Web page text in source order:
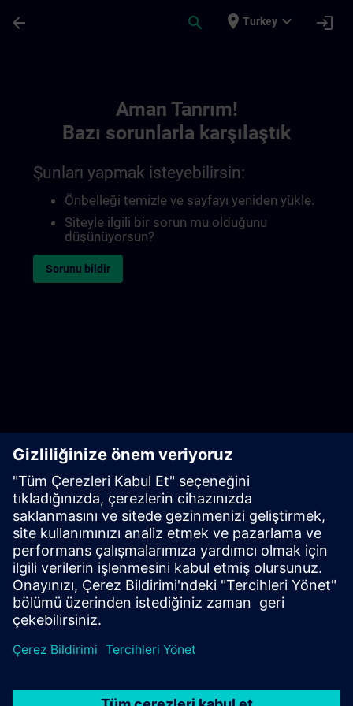
arrow_back search place Turkey expand_more login
Aman Tanrım!
Bazı sorunlarla karşılaştık
Şunları yapmak isteyebilirsin:
Önbelleği temizle ve sayfayı yeniden yükle.
Siteyle ilgili bir sorun mu olduğunu
düşünüyorsun?
Sorunu bildir